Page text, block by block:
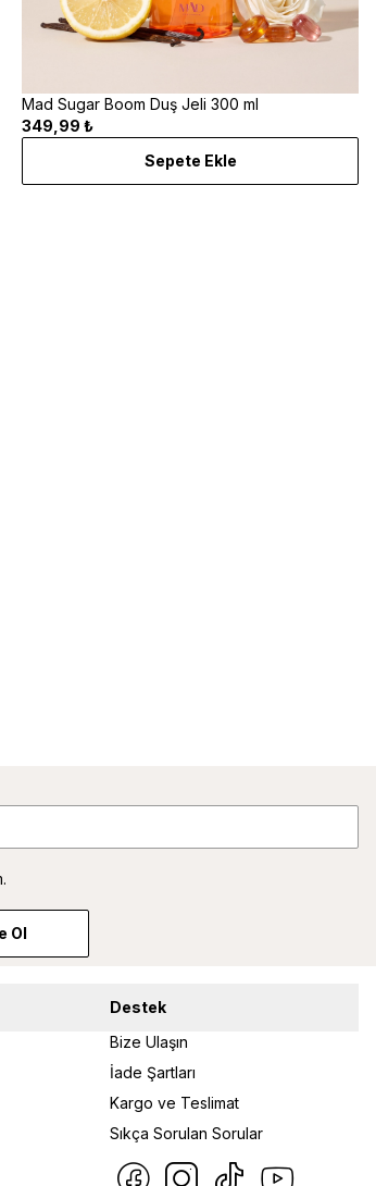
Mad Sugar Boom Duş Jeli 300 ml
349,99 ₺
Sepete Ekle
Ol
Destek
Bize Ulaşın
İade Şartları
Kargo ve Teslimat
Sıkça Sorulan Sorular